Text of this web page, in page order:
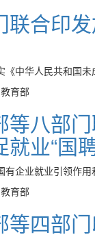
联合印
中华人民共和国未
教育部
等八部
就业“国
有企业就业引领作
教育部
等四部